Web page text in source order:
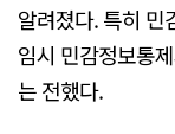
알려졌다. 특히 민
임시 민감정보통
는 전했다.